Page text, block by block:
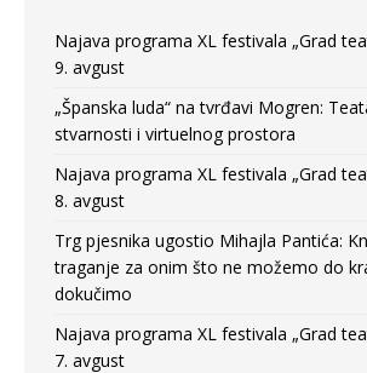
Najava programa XL festivala „Grad
9. avgust
„Španska luda“ na tvrđavi Mogren:
stvarnosti i virtuelnog prostora
Najava programa XL festivala „Grad
8. avgust
Trg pjesnika ugostio Mihajla Pantića:
traganje za onim što ne možemo do
dokučimo
Najava programa XL festivala „Grad
7. avgust